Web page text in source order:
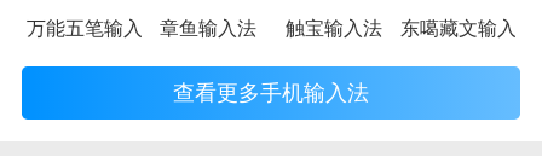
万能五笔输入法章鱼输入法 触宝输入法 东噶藏文输入法
查看更多手机输入法